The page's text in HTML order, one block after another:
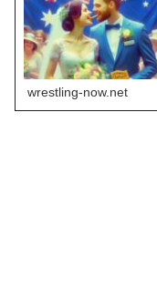
wrestling-now.net